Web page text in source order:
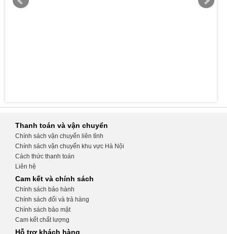
Thanh toán và vận chuyển
Chính sách vận chuyển liên tỉnh
Chính sách vận chuyển khu vực Hà Nội
Cách thức thanh toán
Liên hệ
Cam kết và chính sách
Chính sách bảo hành
Chính sách đổi và trả hàng
Chính sách bảo mật
Cam kết chất lượng
Hỗ trợ khách hàng